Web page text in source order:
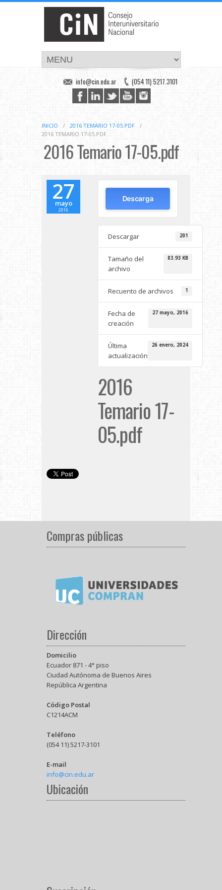
(054 11) 5217.3101
info@cin.edu.ar
INICIO / 2016 TEMARIO 17-05.PDF
/
2016 TEMARIO 17-05.PDF
2016 Temario 17-05.pdf
27
mayo
2016
Descarga
Descargar 201
Tamaño del
archivo
83.93 KB
Recuento de archivos 1
Fecha de
creación
27 mayo, 2016
Última
actualización
26 enero, 2024
2016
Temario 17-
05.pdf
Compras públicas
Dirección
Domicilio
Ecuador 871 - 4° piso
Ciudad Autónoma de Buenos Aires
República Argentina
Código Postal
C1214ACM
Teléfono
(054 11) 5217-3101
E-mail
info@cin.edu.ar
Ubicación